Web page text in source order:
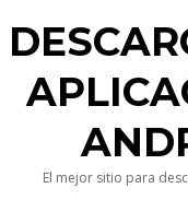
El mejor sitio para